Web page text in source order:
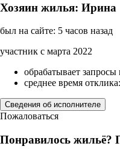
Хозяин жилья: Ирина
был на сайте: 5 часов назад
участник с марта 2022
обрабатывает запросы
среднее время
Сведения об исполнителе
Пожаловаться
Понравилось жильё?